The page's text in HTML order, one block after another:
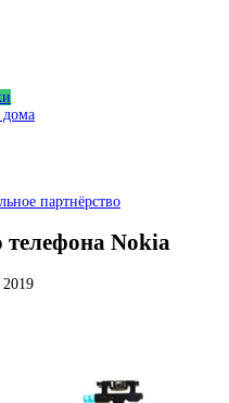
дома
партнёрство
Nokia